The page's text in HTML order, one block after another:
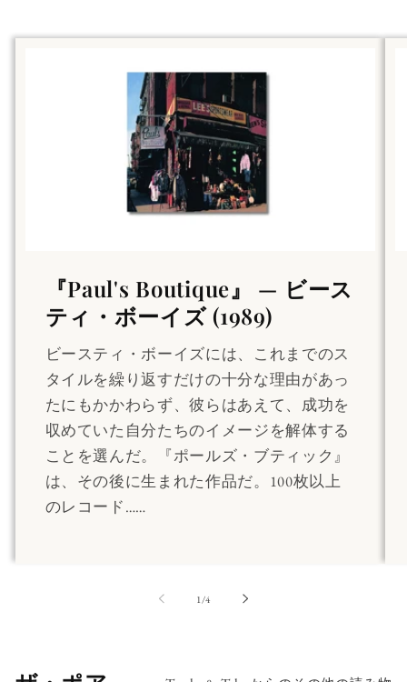
『Paul's Boutique』 — ビース
ティ・ボーイズ (1989)
ビースティ・ボーイズには、これまでのス
タイルを繰り返すだけの十分な理由があっ
たにもかかわらず、彼らはあえて、成功を
収めていた自分たちのイメージを解体する
ことを選んだ。『ポールズ・ブティック』
は、その後に生まれた作品だ。100枚以上
のレコード……
1 /の
4